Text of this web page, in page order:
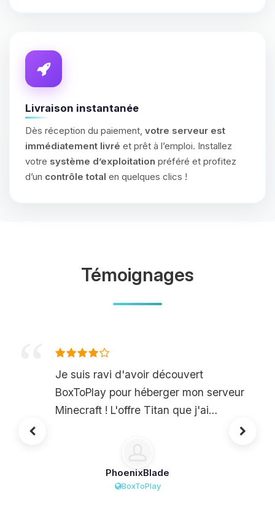
Livraison instantanée
Dès réception du paiement, votre serveur est
immédiatement livré et prêt à l’emploi. Installez
votre système d’exploitation préféré et profitez
d’un contrôle total en quelques clics !
Témoignages
Je suis ravi d'avoir découvert
BoxToPlay pour héberger mon serveur
Minecraft ! L'offre Titan que j'ai
incroyables, même lors de sessions
avec de nombreux joueurs et
plusieurs mods. L'interface est super
PhoenixBlade
BoxToPlay